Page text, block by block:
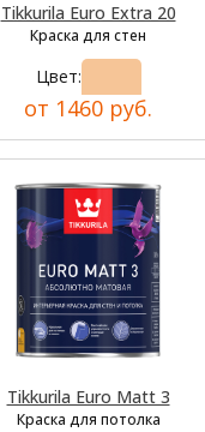
Tikkurila Euro Extra 20
Краска для стен
Цвет:
от 1460 руб.
Tikkurila Euro Matt 3
Краска для потолка